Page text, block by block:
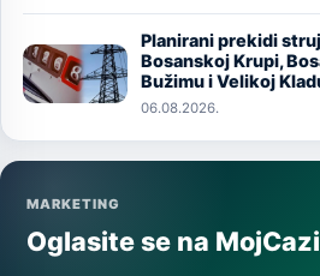
Image
Planirani prekidi
Bosanskoj Krupi,
Bužimu i Velikoj
06.08.2026.
MARKETING
Oglasite se na